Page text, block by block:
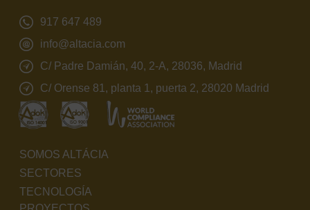
917 647 489
info@altacia.com
C/ Padre Damián, 40, 2-A, 28036, Madrid
C/ Orense 81, planta 1, puerta 2, 28020 Madrid
SOMOS ALTÁCIA
SECTORES
TECNOLOGÍA